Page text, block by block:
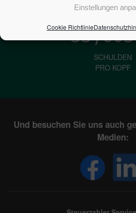
Einstellungen
Cookie Richtlinie33,603
SCHULDEN
PRO KOPF
Und besuchen Sie uns auch
Medien: